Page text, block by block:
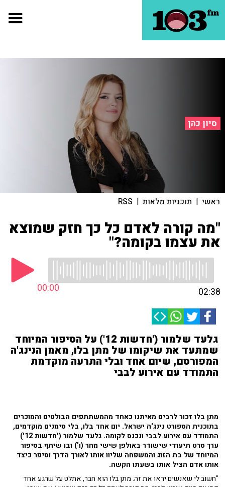
סיון כהן
ראשי | תוכניות מלאות |
RSS
"מה קורה לאדם כל כך חזק שמוצא
את עצמו בקומה?"
00:00 02:38
גלעד שלמור ('חדשות 12') על הסיפור המיוחד
שמתעד את שיקומו של מתן בלו, מאמן הנינג'ה
המפורסם, שיום אחד ובלי התרעה מוקדמת
התמודד עם אירוע לבבי
מתן בלו זכור לרבים מאיתנו כאחד מהמשתתפים הבולטים והמוכרים
בתוכנית הספורט נינג'ה ישראל. יום אחד בלו, בלי סימנים מוקדמים,
התמודד עם אירוע לבבי ונכנס לקומה. גלעד שלמור ('חדשות 12')
ערך סרט תיעודי שישודר באולפן שישי מחר (ו') ובו שיתף בסיפור
המיוחד של בת הזוג והמשפחה שליוו אותו לאורך הדרך וסיפר כיצד
אותו אדם הציל אותו בשעתו הקשה.
"חשוב לי שאנשים יראו את זה. מתן בלו הוא חבר, אתלט על שרגע אחד